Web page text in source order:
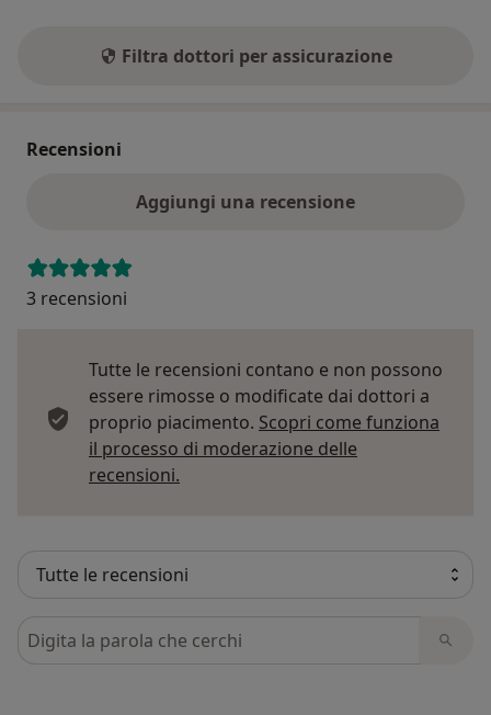
Filtra dottori per assicurazione
Recensioni
Aggiungi una recensione
3 recensioni
Tutte le recensioni contano e non possono
essere rimosse o modificate dai dottori a
proprio piacimento. Scopri come funziona
il processo di moderazione delle
recensioni.
Cerca nelle recensioni